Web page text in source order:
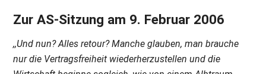
Zur AS-Sitzung am 9. Februar 2006
,,Und nun? Alles retour? Manche glauben, man brauche
nur die Vertragsfreiheit wiederherzustellen und die